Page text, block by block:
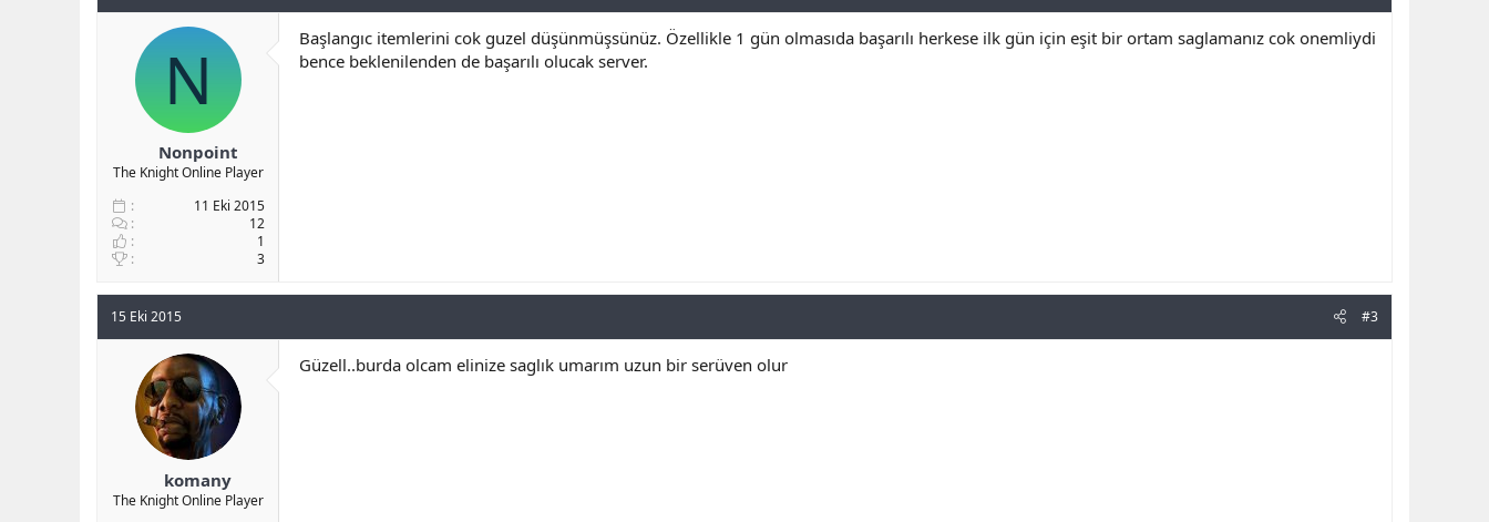
N
Nonpoint
The Knight Online Player
11 Eki 2015
12
1
3
Başlangıc itemlerini cok guzel düşünmüşsünüz. Özellikle 1 gün olmasıda başarılı herkese ilk gün için eşit bir ortam saglamanız cok onemliydi
bence beklenilenden de başarılı olucak server.
15 Eki 2015 #3
komany
The Knight Online Player
Güzell..burda olcam elinize saglık umarım uzun bir serüven olur